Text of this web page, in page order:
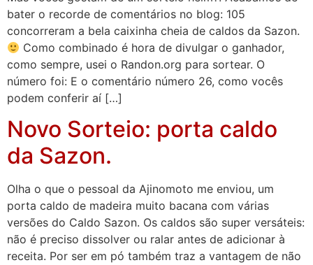
bater o recorde de comentários no blog: 105
concorreram a bela caixinha cheia de caldos da Sazon.
Como combinado é hora de divulgar o ganhador,
como sempre, usei o Randon.org para sortear. O
número foi: E o comentário número 26, como vocês
podem conferir aí […]
Novo Sorteio: porta caldo
da Sazon.
Olha o que o pessoal da Ajinomoto me enviou, um
porta caldo de madeira muito bacana com várias
versões do Caldo Sazon. Os caldos são super versáteis:
não é preciso dissolver ou ralar antes de adicionar à
receita. Por ser em pó também traz a vantagem de não